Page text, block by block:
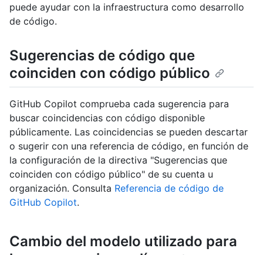
puede ayudar con la infraestructura como desarrollo
de código.
Sugerencias de código que
coinciden con código público
GitHub Copilot comprueba cada sugerencia para
buscar coincidencias con código disponible
públicamente. Las coincidencias se pueden descartar
o sugerir con una referencia de código, en función de
la configuración de la directiva "Sugerencias que
coinciden con código público" de su cuenta u
organización. Consulta Referencia de código de
GitHub Copilot.
Cambio del modelo utilizado para